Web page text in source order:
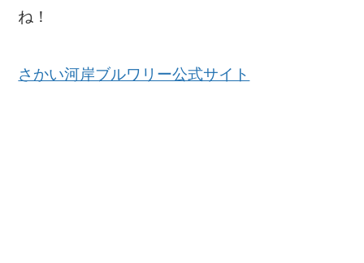
ね！
さかい河岸ブルワリー公式サイト